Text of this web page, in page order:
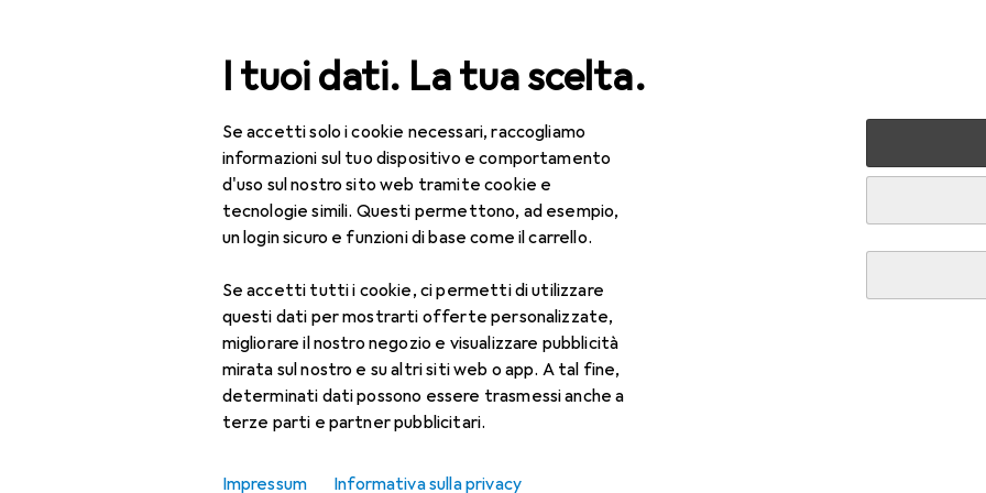
I tuoi dati. La tua scelta.
Se accetti solo i cookie necessari, raccogliamo
informazioni sul tuo dispositivo e comportamento
d'uso sul nostro sito web tramite cookie e
tecnologie simili. Questi permettono, ad esempio,
un login sicuro e funzioni di base come il carrello.
Se accetti tutti i cookie, ci permetti di utilizzare
questi dati per mostrarti offerte personalizzate,
migliorare il nostro negozio e visualizzare pubblicità
mirata sul nostro e su altri siti web o app. A tal fine,
determinati dati possono essere trasmessi anche a
terze parti e partner pubblicitari.
Impressum Informativa sulla privacy
Cerca
Arredamento Lampade + Lampadine Illuminazione interna Markslöjd
EUR
119,–
MarkslöjdMARKSLOJD Modena 2L lampada da
E27